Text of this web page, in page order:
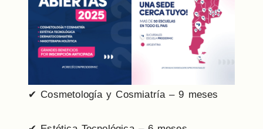
✔ Cosmetología y Cosmiatría – 9 meses